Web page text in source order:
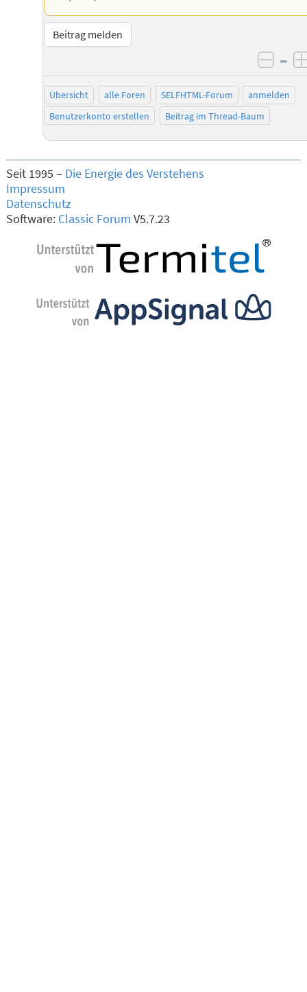
Beitrag melden
–
Übersicht alle Foren SELFHTML-Forum
anmelden
Benutzerkonto erstellen
Beitrag im Thread-Baum
Seit 1995 – Die Energie des Verstehens
Impressum
Datenschutz
Software: Classic Forum V5.7.23